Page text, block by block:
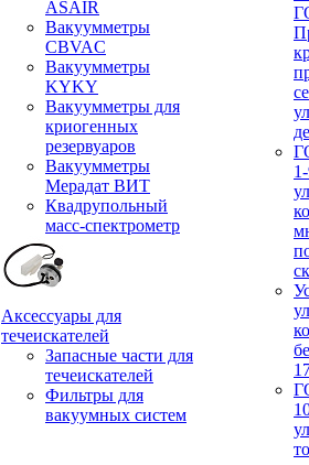
ASAIR
Вакуумметры
CBVAC
Вакуумметры
KYKY
Вакуумметры для
криогенных
резервуаров
Вакуумметры
Мерадат ВИТ
Квадрупольный
масс-спектрометр
Аксессуары для
течеискателей
Запасные части для
течеискателей
Фильтры для
вакуумных систем